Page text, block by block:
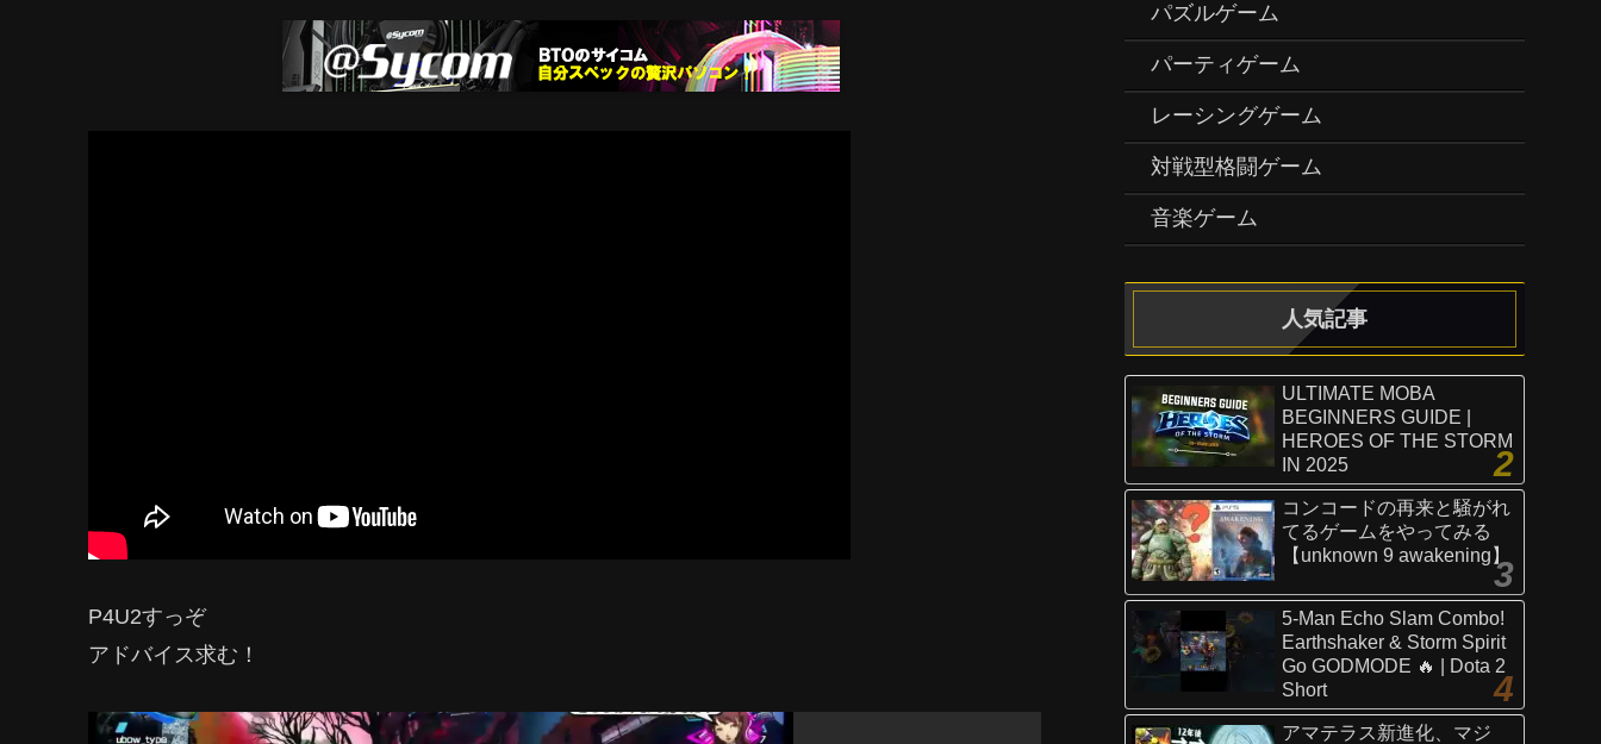
P4U2すっぞ
アドバイス求む！
パズルゲーム
パーティゲーム
レーシングゲーム
対戦型格闘ゲーム
音楽ゲーム
人気記事
ULTIMATE MOBA
BEGINNERS GUIDE |
HEROES OF THE STORM
IN 2025
コンコードの再来と騒がれ
てるゲームをやってみる
【unknown 9 awakening】
5-Man Echo Slam Combo!
Earthshaker & Storm Spirit
Go GODMODE 🔥 | Dota 2
Short
アマテラス新進化、マジ